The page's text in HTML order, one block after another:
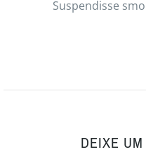
Suspendisse
DEIXE